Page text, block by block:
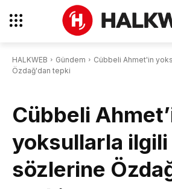
HALKWEB Gündem
Cübbeli Ahmet'in
Özdağ'dan tepki
Cübbeli
yoksullarla ilgili
sözlerine